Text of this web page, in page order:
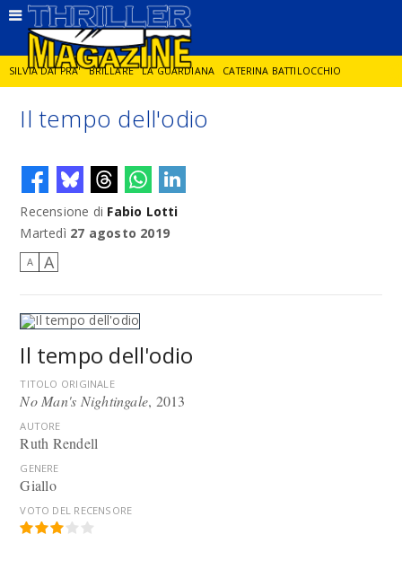
SILVIA DAI PRA' BRILLARE LA GUARDIANA CATERINA BATTILOCCHIO
JORGE DIAZ LA SPIA DELITTO IN CORNICE
DIEGO ZANDEL GLI ANNI DI PIETRA
Il tempo dell'odio
Recensione di Fabio Lotti
Martedì 27 agosto 2019
A A
Il tempo dell'odio
TITOLO ORIGINALE
No Man's Nightingale, 2013
AUTORE
Ruth Rendell
GENERE
Giallo
VOTO DEL RECENSORE